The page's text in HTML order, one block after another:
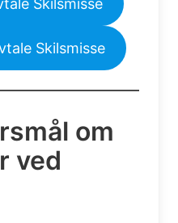
Skilsmisse
Skilsmisse
om
ved